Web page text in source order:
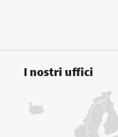
I nostri uffici